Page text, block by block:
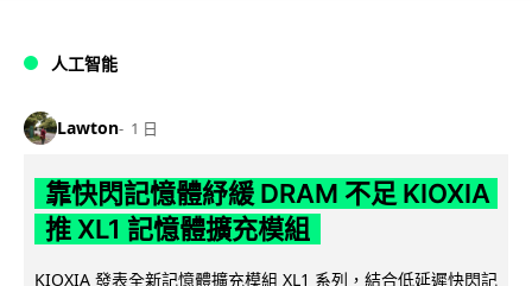
人工智能
Lawton 1 日
靠快閃記憶體紓緩 DRAM 不足 KIOXIA
推 XL1 記憶體擴充模組
KIOXIA 發表全新記憶體擴充模組 XL1 系列，結合低延遲快閃記